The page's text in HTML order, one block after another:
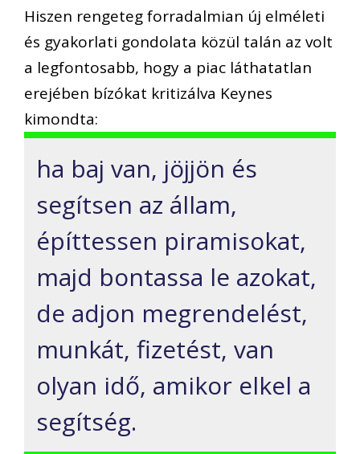
Hiszen rengeteg forradalmian új elméleti
és gyakorlati gondolata közül talán az volt
a legfontosabb, hogy a piac láthatatlan
erejében bízókat kritizálva Keynes
kimondta:
ha baj van, jöjjön és
segítsen az állam,
építtessen piramisokat,
majd bontassa le azokat,
de adjon megrendelést,
munkát, fizetést, van
olyan idő, amikor elkel a
segítség.